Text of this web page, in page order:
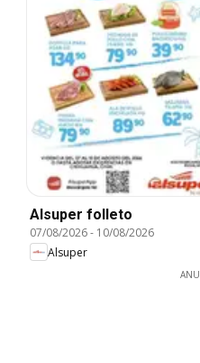
Alsuper folleto
07/08/2026- 10/08/2026
Alsuper